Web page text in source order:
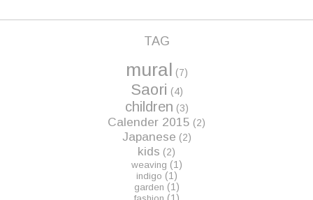
TAG
mural (7)
Saori (4)
children (3)
Calender 2015 (2)
Japanese (2)
kids (2)
weaving (1)
indigo (1)
garden (1)